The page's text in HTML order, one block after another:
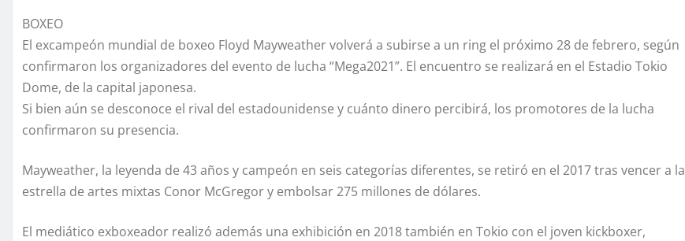
BOXEO
El excampeón mundial de boxeo Floyd Mayweather volverá a subirse a un ring el próximo 28 de febrero, según
confirmaron los organizadores del evento de lucha “Mega2021”. El encuentro se realizará en el Estadio Tokio
Dome, de la capital japonesa.
Si bien aún se desconoce el rival del estadounidense y cuánto dinero percibirá, los promotores de la lucha
confirmaron su presencia.
Mayweather, la leyenda de 43 años y campeón en seis categorías diferentes, se retiró en el 2017 tras vencer a la
estrella de artes mixtas Conor McGregor y embolsar 275 millones de dólares.
El mediático exboxeador realizó además una exhibición en 2018 también en Tokio con el joven kickboxer,